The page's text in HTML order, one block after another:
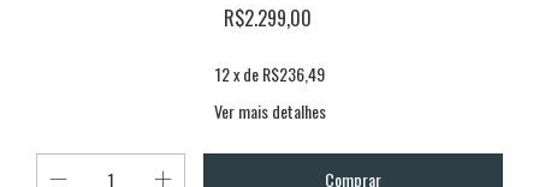
R$2.299,00
12x deR$236,49
Ver mais detalhes